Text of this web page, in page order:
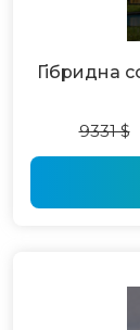
Гібридна
9331 $